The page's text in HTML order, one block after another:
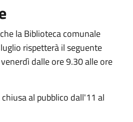
la Biblioteca comunale
rispetterà il seguente
dalle ore 9.30 alle ore
al pubblico dall'11 al